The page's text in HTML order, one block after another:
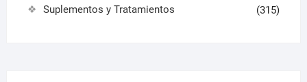
Suplementos y Tratamientos (315)